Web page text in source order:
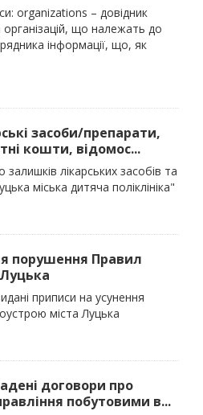
organizations – довідник
що належать до
інформації, що, як
засоби/препарати,
кошти, відомос...
лікарських засобів та
міська дитяча поліклініка"
порушення Правил
приписи на усунення
міста Луцька
договори про
побутовими в...